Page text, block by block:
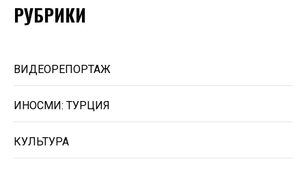
РУБРИКИ
ВИДЕОРЕПОРТАЖ
ИНОСМИ: ТУРЦИЯ
КУЛЬТУРА